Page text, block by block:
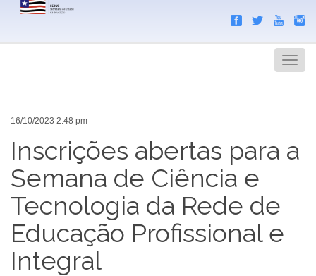
Menu
16/10/2023 2:48 pm
Inscrições abertas para a
Semana de Ciência e
Tecnologia da Rede de
Educação Profissional e
Integral